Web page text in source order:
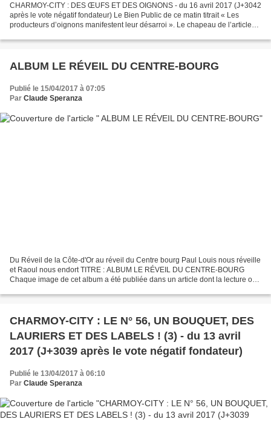
CHARMOY-CITY : DES ŒUFS ET DES OIGNONS - du 16 avril 2017 (J+3042
après le vote négatif fondateur) Le Bien Public de ce matin titrait « Les
producteurs d’oignons manifestent leur désarroi ». Le chapeau de l’article
ALBUM LE RÉVEIL DU CENTRE-BOURG
Publié le 15/04/2017 à 07:05
Par Claude Speranza
Du Réveil de la Côte-d'Or au réveil du Centre bourg Paul Louis nous réveille
et Raoul nous endort TITRE : ALBUM LE RÉVEIL DU CENTRE-BOURG
Chaque image de cet album a été publiée dans un article dont la lecture ou
CHARMOY-CITY : LE N° 56, UN BOUQUET, DES
LAURIERS ET DES LABELS ! (3) - du 13 avril
2017 (J+3039 après le vote négatif fondateur)
Publié le 13/04/2017 à 06:10
Par Claude Speranza